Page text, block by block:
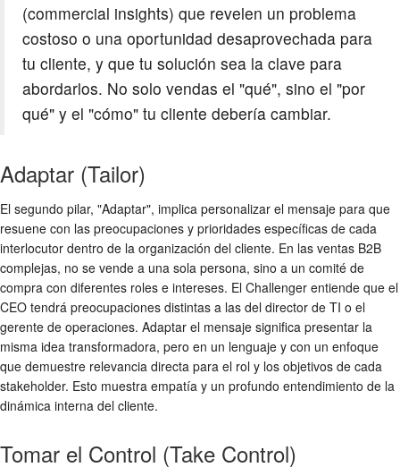
(commercial insights) que revelen un problema
costoso o una oportunidad desaprovechada para
tu cliente, y que tu solución sea la clave para
abordarlos. No solo vendas el "qué", sino el "por
qué" y el "cómo" tu cliente debería cambiar.
Adaptar (Tailor)
El segundo pilar, "Adaptar", implica personalizar el mensaje para que
resuene con las preocupaciones y prioridades específicas de cada
interlocutor dentro de la organización del cliente. En las ventas B2B
complejas, no se vende a una sola persona, sino a un comité de
compra con diferentes roles e intereses. El Challenger entiende que el
CEO tendrá preocupaciones distintas a las del director de TI o el
gerente de operaciones. Adaptar el mensaje significa presentar la
misma idea transformadora, pero en un lenguaje y con un enfoque
que demuestre relevancia directa para el rol y los objetivos de cada
stakeholder. Esto muestra empatía y un profundo entendimiento de la
dinámica interna del cliente.
Tomar el Control (Take Control)